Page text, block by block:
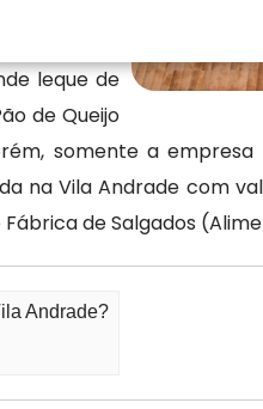
leque de
de Queijo
somente a
na Vila Andrade com
de Salgados
Andrade?